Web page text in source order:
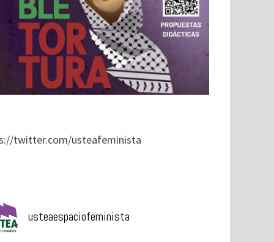
twitter.com/usteafeminista
usteaespaciofeminista